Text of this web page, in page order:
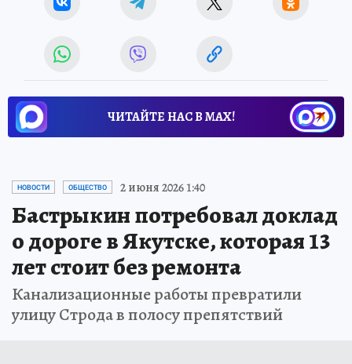
ЧИТАЙТЕ НАС В МАХ!
НОВОСТИ ОБЩЕСТВО 2 июня 2026 1:40
Бастрыкин потребовал доклад
о дороге в Якутске, которая 13
лет стоит без ремонта
Канализационные работы превратили
улицу Строда в полосу препятствий